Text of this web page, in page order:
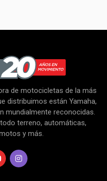
de motocicletas de la más
distribuimos están Yamaha,
mundialmente reconocidas.
terreno, automáticas,
y más.